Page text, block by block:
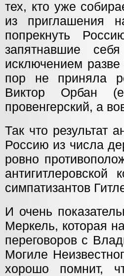
тех, кто уже
из приглашения
попрекнуть
запятнавшие
исключением
пор не приняла
Виктор Орбан
провенгерский, а
Так что результат
Россию из числа
ровно
симпатизантов
И очень
Меркель, которая
переговоров с
Могиле
хорошо помнит,